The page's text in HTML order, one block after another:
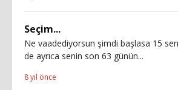
Seçim...
Ne vaadediyorsun şimdi başlasa 15
de ayrıca senin son 63 günün...
8 yıl önce